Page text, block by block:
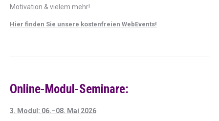
Motivation & vielem mehr!
Hier finden Sie unsere kostenfreien WebEvents!
Online-Modul-Seminare:
3. Modul: 06.–08. Mai 2026